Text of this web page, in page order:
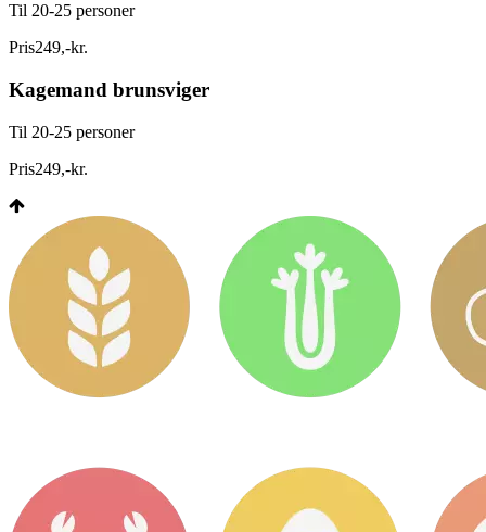
Til 20-25 personer
Pris249,-kr.
Kagemand brunsviger
Til 20-25 personer
Pris249,-kr.